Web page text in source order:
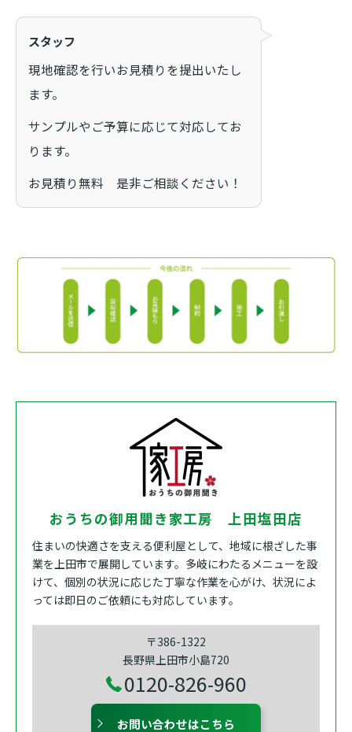
スタッフ
現地確認を行いお見積りを提出いたし
ます。
サンプルやご予算に応じて対応してお
ります。
お見積り無料 是非ご相談ください！
おうちの御用聞き家工房 上田塩田店
住まいの快適さを支える便利屋として、地域に根ざした事
業を上田市で展開しています。多岐にわたるメニューを設
けて、個別の状況に応じた丁寧な作業を心がけ、状況によ
っては即日のご依頼にも対応しています。
〒386-1322
長野県上田市小島720
0120-826-960
お問い合わせはこちら